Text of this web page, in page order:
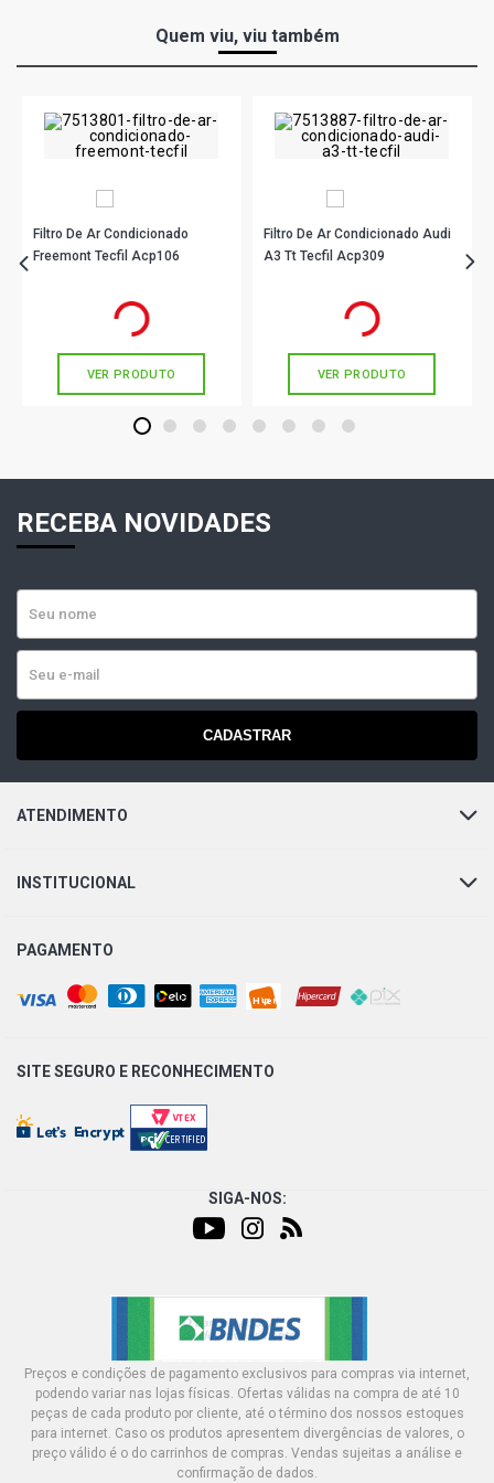
Quem viu, viu também
Filtro De Ar Condicionado
Freemont Tecfil Acp106
em até 1x de
VER PRODUTO
Filtro De Ar Condicionado Audi
A3 Tt Tecfil Acp309
em até 1x de
VER PRODUTO
1 2 3 4 5 6 7 8
RECEBA NOVIDADES
CADASTRAR
ATENDIMENTO
INSTITUCIONAL
PAGAMENTO
SITE SEGURO E RECONHECIMENTO
SIGA-NOS:
Preços e condições de pagamento exclusivos para compras via internet,
podendo variar nas lojas físicas. Ofertas válidas na compra de até 10
peças de cada produto por cliente, até o término dos nossos estoques
para internet. Caso os produtos apresentem divergências de valores, o
preço válido é o do carrinhos de compras. Vendas sujeitas a análise e
confirmação de dados.